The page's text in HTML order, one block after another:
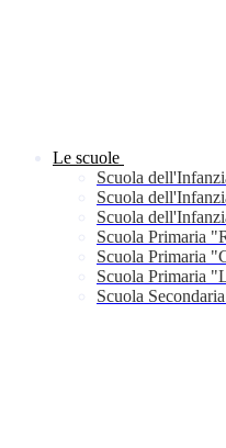
Le scuole
Scuola
Scuola
Scuola
Scuola Primaria
Scuola Primaria
Scuola Primaria
Scuola